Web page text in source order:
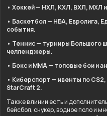
• Хоккей — НХЛ, КХЛ, ВХЛ, МХЛ
• Баскетбол — НБА, Евролига,
события.
• Теннис — турниры Большого
челленджеры.
• Бокс и ММА — топовые бои и
• Киберспорт — ивенты по
StarCraft 2.
Также в линии есть и
бейсбол, снукер, водное поло и